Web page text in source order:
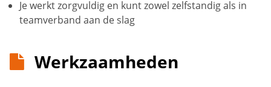
Je werkt zorgvuldig en kunt zowel zelfstandig als in
teamverband aan de slag
Werkzaamheden